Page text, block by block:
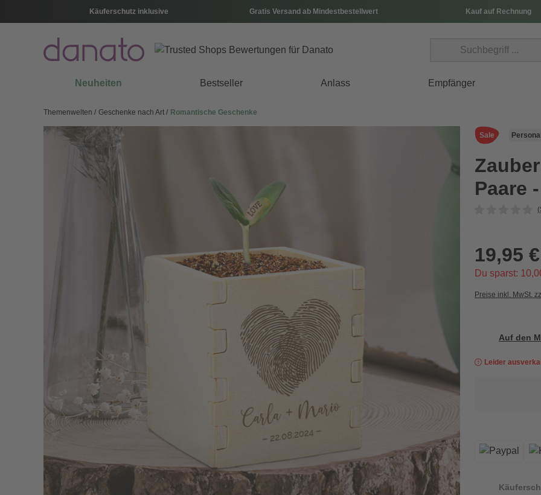
Käuferschutz inklusive Gratis Versand ab Mindestbestellwert Kauf auf Rechnung
Neuheiten Bestseller Anlass Empfänger
Themenwelten Geschenke nach Art Romantische Geschenke
Sale
Paare
19,95 €
Du sparst:
Preise inkl. MwSt.
Auf den
Leider